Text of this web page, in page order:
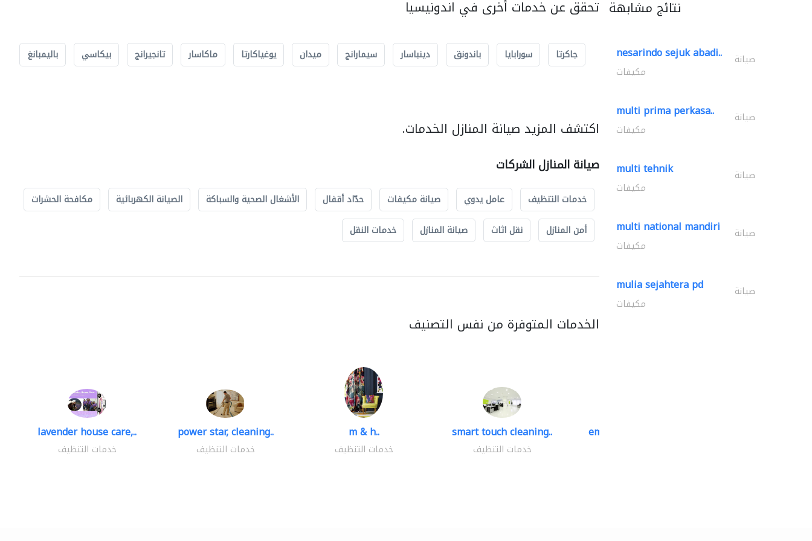
تحقق عن خدمات أخرى في اندونيسيا
جاكرتا سورابايا باندونق دينباسار سيمارانج ميدان يوغياكارتا ماكاسار تانجيرانج بيكاسي باليمبانغ
اكتشف المزيد صيانة المنازل الخدمات.
صيانة المنازل الشركات
خدمات التنظيف عامل يدوي صيانة مكيفات حدّاد أقفال الأشغال الصحية والسباكة الصيانة الكهربائية
مكافحة الحشرات
أمن المنازل
نقل اثاث صيانة المنازل خدمات النقل
الخدمات المتوفرة من نفس التصنيف
lavender house care,..
خدمات التنظيف
power star, cleaning..
خدمات التنظيف
m & h..
خدمات التنظيف
smart touch cleaning..
خدمات التنظيف
emerald star cleaning..
نتائج مشابهة
nesarindo sejuk abadi.. صيانة
مكيفات
multi prima perkasa.. صيانة
مكيفات
multi tehnik صيانة
مكيفات
multi national mandiri صيانة
مكيفات
mulia sejahtera pd صيانة
مكيفات